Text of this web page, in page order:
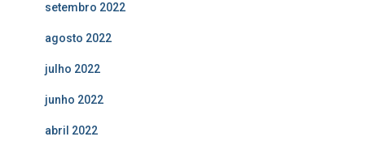
setembro 2022
agosto 2022
julho 2022
junho 2022
abril 2022